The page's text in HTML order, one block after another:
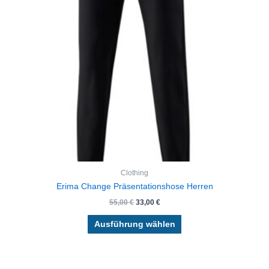
Clothing
Erima Change Präsentationshose Herren
55,00€ 33,00 €
Ausführung wählen
Optionen
können
auf
der
Produktseite
gewählt
werden